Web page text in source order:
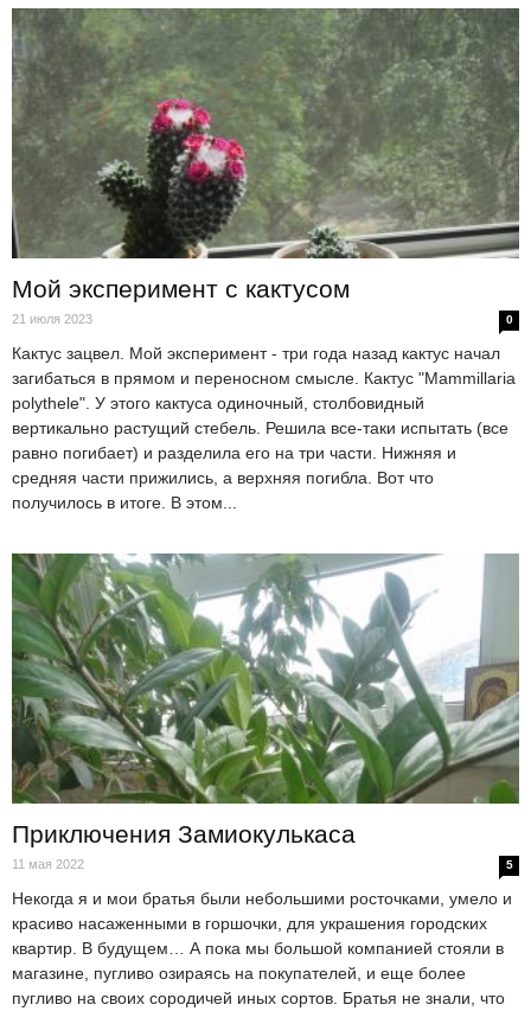
Мой эксперимент с кактусом
21 июля 2023 0
Кактус зацвел. Мой эксперимент - три года назад кактус начал
загибаться в прямом и переносном смысле. Кактус "Mammillaria
polythele". У этого кактуса одиночный, столбовидный
вертикально растущий стебель. Решила все-таки испытать (все
равно погибает) и разделила его на три части. Нижняя и
средняя части прижились, а верхняя погибла. Вот что
получилось в итоге. В этом...
Приключения Замиокулькаса
11 мая 2022 5
Некогда я и мои братья были небольшими росточками, умело и
красиво насаженными в горшочки, для украшения городских
квартир. В будущем… А пока мы большой компанией стояли в
магазине, пугливо озираясь на покупателей, и еще более
пугливо на своих сородичей иных сортов. Братья не знали, что